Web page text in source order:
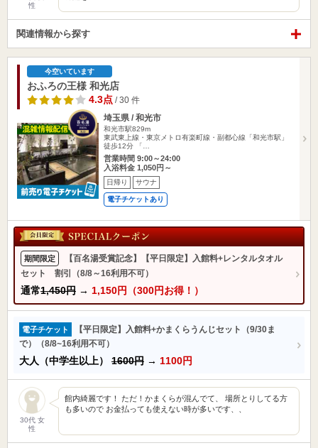
性
関連情報から探す
今空いています
おふろの王様 和光店
4.3点 / 30 件
埼玉県 / 和光市
和光市駅829m
東武東上線・東京メトロ有楽町線・副都心線「和光市駅」
徒歩12分 「…
営業時間 9:00～24:00
入浴料金 1,050円～
日帰り サウナ
電子チケットあり
期間限定
【百名湯受賞記念】【平日限定】入館料+レンタルタオル
セット 割引（8/8～16利用不可）
通常1,450円 → 1,150円（300円お得！）
電子チケット
【平日限定】入館料+かまくらうんじセット（9/30ま
で）（8/8~16利用不可）
大人（中学生以上） 1600円 → 1100円
30代 女
性
館内綺麗です！ ただ！かまくらが混んでて、 場所とりしてる方
も多いので お金払っても使えない時が多いです、、